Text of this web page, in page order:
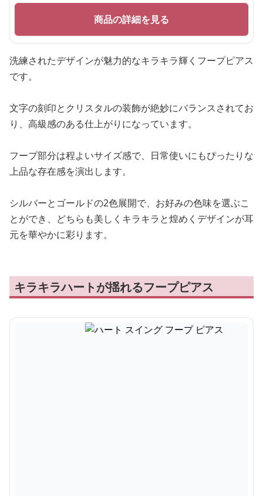
商品の詳細を見る
洗練されたデザインが魅力的なキラキラ輝くフープピアス
です。
文字の刻印とクリスタルの装飾が絶妙にバランスされてお
り、高級感のある仕上がりになっています。
フープ部分は程よいサイズ感で、日常使いにもぴったりな
上品な存在感を演出します。
シルバーとゴールドの2色展開で、お好みの色味を選ぶこ
とができ、どちらも美しくキラキラと煌めくデザインが耳
元を華やかに彩ります。
キラキラハートが揺れるフープピアス